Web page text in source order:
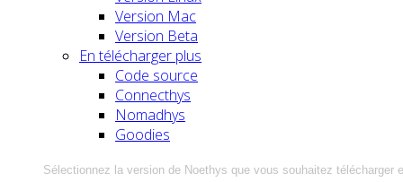
Version Mac
Version Beta
En télécharger plus
Code source
Connecthys
Nomadhys
Goodies
Sélectionnez la version de Noethys que vous souhaitez télécharger